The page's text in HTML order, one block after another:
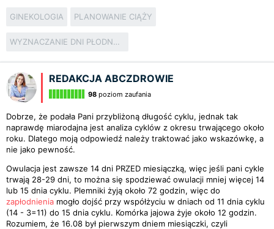
GINEKOLOGIA PLANOWANIE CIĄŻY
WYZNACZANIE DNI PŁODNYCH
REDAKCJA ABCZDROWIE
98 poziom zaufania
Dobrze, że podała Pani przybliżoną długość cyklu, jednak tak
naprawdę miarodajna jest analiza cyklów z okresu trwającego około
roku. Dlatego moją odpowiedź należy traktować jako wskazówkę, a
nie jako pewność.
Owulacja jest zawsze 14 dni PRZED miesiączką, więc jeśli pani cykle
trwają 28-29 dni, to można się spodziewać owulacji mniej więcej 14
lub 15 dnia cyklu. Plemniki żyją około 72 godzin, więc do
zapłodnienia mogło dojść przy współżyciu w dniach od 11 dnia cyklu
(14 - 3=11) do 15 dnia cyklu. Komórka jajowa żyje około 12 godzin.
Rozumiem, że 16.08 był pierwszym dniem miesiączki, czyli